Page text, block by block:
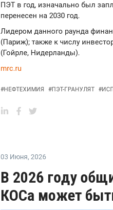
ПЭТ в год, изначально был
перенесен на 2030 год.
Лидером данного раунда
(Париж); также к числу
(Гойрле, Нидерланды).
mrc.ru
#НЕФТЕХИМИЯ #ПЭТ-ГРАНУЛЯТ #
03 Июня, 2026
В 2026 году
КОСа может